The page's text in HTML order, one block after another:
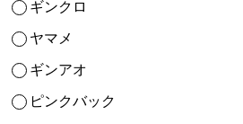
ギンクロ
ヤマメ
ギンアオ
ピンクバック